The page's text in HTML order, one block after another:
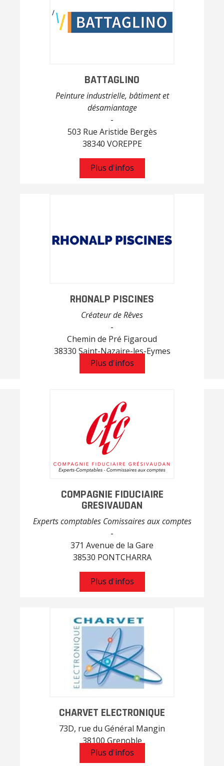
BATTAGLINO
Peinture industrielle, bâtiment et
désamiantage
-
503 Rue Aristide Bergès
38340 VOREPPE
Plus d'infos
RHONALP PISCINES
Créateur de Rêves
-
Chemin de Pré Figaroud
38330 Saint-Nazaire-les-Eymes
Plus d'infos
COMPAGNIE FIDUCIAIRE
GRESIVAUDAN
Experts comptables Comissaires aux comptes
-
371 Avenue de la Gare
38530 PONTCHARRA
Plus d'infos
CHARVET ELECTRONIQUE
73D, rue du Général Mangin
38100 Grenoble
Plus d'infos